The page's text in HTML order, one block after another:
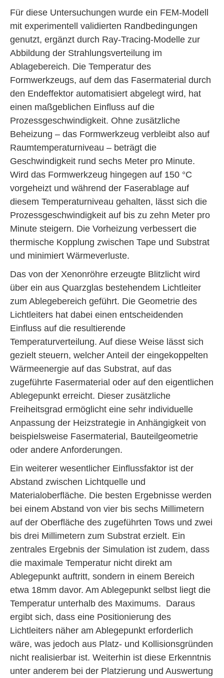
Für diese Untersuchungen wurde ein FEM-Modell
mit experimentell validierten Randbedingungen
genutzt, ergänzt durch Ray-Tracing-Modelle zur
Abbildung der Strahlungsverteilung im
Ablagebereich. Die Temperatur des
Formwerkzeugs, auf dem das Fasermaterial durch
den Endeffektor automatisiert abgelegt wird, hat
einen maßgeblichen Einfluss auf die
Prozessgeschwindigkeit. Ohne zusätzliche
Beheizung – das Formwerkzeug verbleibt also auf
Raumtemperaturniveau – beträgt die
Geschwindigkeit rund sechs Meter pro Minute.
Wird das Formwerkzeug hingegen auf 150 °C
vorgeheizt und während der Faserablage auf
diesem Temperaturniveau gehalten, lässt sich die
Prozessgeschwindigkeit auf bis zu zehn Meter pro
Minute steigern. Die Vorheizung verbessert die
thermische Kopplung zwischen Tape und Substrat
und minimiert Wärmeverluste.
Das von der Xenonröhre erzeugte Blitzlicht wird
über ein aus Quarzglas bestehendem Lichtleiter
zum Ablegebereich geführt. Die Geometrie des
Lichtleiters hat dabei einen entscheidenden
Einfluss auf die resultierende
Temperaturverteilung. Auf diese Weise lässt sich
gezielt steuern, welcher Anteil der eingekoppelten
Wärmeenergie auf das Substrat, auf das
zugeführte Fasermaterial oder auf den eigentlichen
Ablegepunkt erreicht. Dieser zusätzliche
Freiheitsgrad ermöglicht eine sehr individuelle
Anpassung der Heizstrategie in Anhängigkeit von
beispielsweise Fasermaterial, Bauteilgeometrie
oder andere Anforderungen.
Ein weiterer wesentlicher Einflussfaktor ist der
Abstand zwischen Lichtquelle und
Materialoberfläche. Die besten Ergebnisse werden
bei einem Abstand von vier bis sechs Millimetern
auf der Oberfläche des zugeführten Tows und zwei
bis drei Millimetern zum Substrat erzielt. Ein
zentrales Ergebnis der Simulation ist zudem, dass
die maximale Temperatur nicht direkt am
Ablegepunkt auftritt, sondern in einem Bereich
etwa 18mm davor. Am Ablegepunkt selbst liegt die
Temperatur unterhalb des Maximums. Daraus
ergibt sich, dass eine Positionierung des
Lichtleiters näher am Ablegepunkt erforderlich
wäre, was jedoch aus Platz- und Kollisionsgründen
nicht realisierbar ist. Weiterhin ist diese Erkenntnis
unter anderem bei der Platzierung und Auswertung